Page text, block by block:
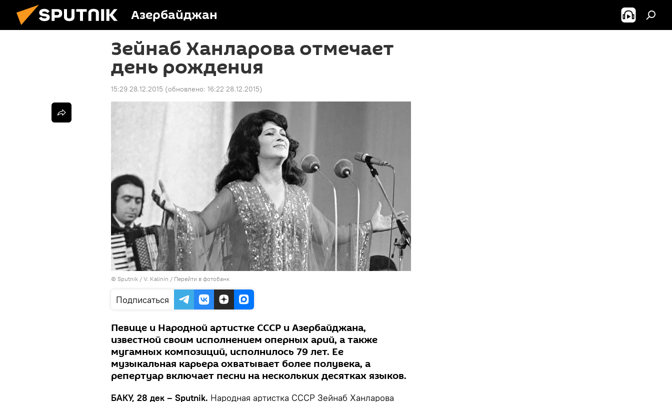
Азербайджан
Зейнаб Ханларова отмечает
день рождения
15:29 28.12.2015 (обновлено: 16:22 28.12.2015)
© Sputnik / V. Kalinin / Перейти в фотобанк
Подписаться
Певице и Народной артистке СССР и Азербайджана,
известной своим исполнением оперных арий, а также
мугамных композиций, исполнилось 79 лет. Ее
музыкальная карьера охватывает более полувека, а
репертуар включает песни на нескольких десятках языков.
БАКУ, 28 дек – Sputnik. Народная артистка СССР Зейнаб Ханларова